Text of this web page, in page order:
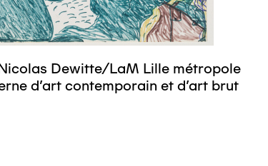
Dewitte/LaM Lille métropole
d’art contemporain et d’art brut